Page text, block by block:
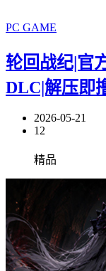
PC GAME
轮回战纪|官
DLC|解压即
2026-05-21
12
精品